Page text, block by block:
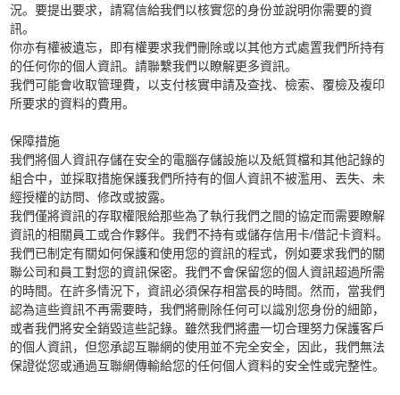
況。要提出要求，請寫信給我們以核實您的身份並說明你需要的資
訊。
你亦有權被遺忘，即有權要求我們刪除或以其他方式處置我們所持有
的任何你的個人資訊。請聯繫我們以瞭解更多資訊。
我們可能會收取管理費，以支付核實申請及查找、檢索、覆檢及複印
所要求的資料的費用。
保障措施
我們將個人資訊存儲在安全的電腦存儲設施以及紙質檔和其他記錄的
組合中，並採取措施保護我們所持有的個人資訊不被濫用、丟失、未
經授權的訪問、修改或披露。
我們僅將資訊的存取權限給那些為了執行我們之間的協定而需要瞭解
資訊的相關員工或合作夥伴。我們不持有或儲存信用卡/借記卡資料。
我們已制定有關如何保護和使用您的資訊的程式，例如要求我們的關
聯公司和員工對您的資訊保密。我們不會保留您的個人資訊超過所需
的時間。在許多情況下，資訊必須保存相當長的時間。然而，當我們
認為這些資訊不再需要時，我們將刪除任何可以識別您身份的細節，
或者我們將安全銷毀這些記錄。雖然我們將盡一切合理努力保護客戶
的個人資訊，但您承認互聯網的使用並不完全安全，因此，我們無法
保證從您或通過互聯網傳輸給您的任何個人資料的安全性或完整性。